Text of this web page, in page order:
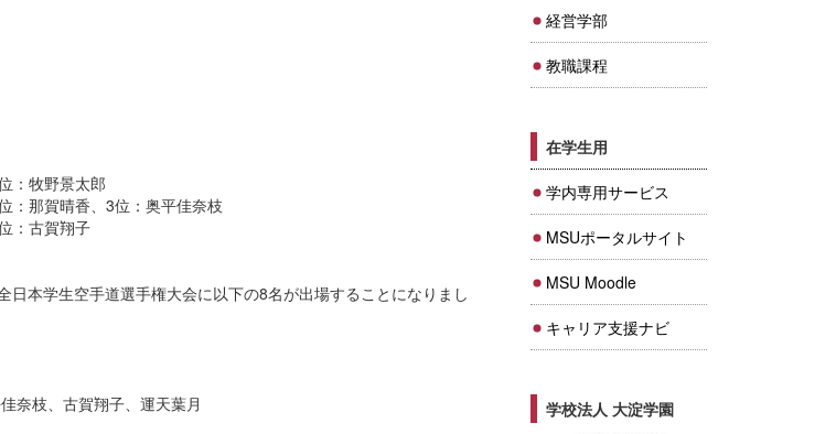
：牧野景太郎
：那賀晴香、3位：奥平佳奈枝
：古賀翔子
日本学生空手道選手権大会に以下の8名が出場することになりまし
奈枝、古賀翔子、運天葉月
経営学部
教職課程
在学生用
学内専用サービス
MSUポータルサイト
MSU Moodle
キャリア支援ナビ
学校法人 大淀学園